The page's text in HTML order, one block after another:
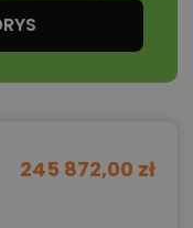
245 872,00 zł